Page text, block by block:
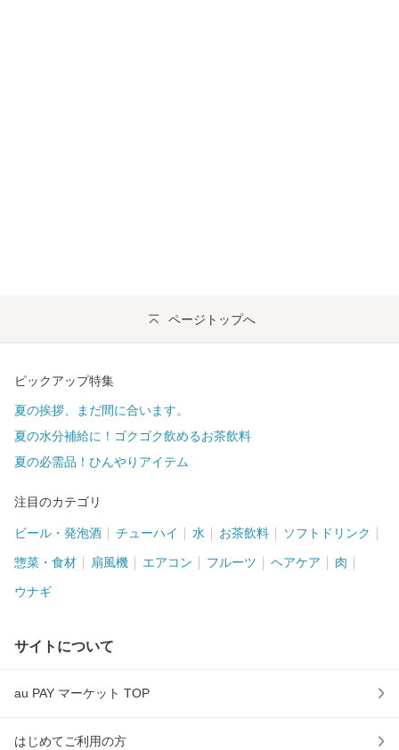
ページトップへ
ピックアップ特集
夏の挨拶、まだ間に合います。
夏の水分補給に！ゴクゴク飲めるお茶飲料
夏の必需品！ひんやりアイテム
注目のカテゴリ
ビール・発泡酒 チューハイ 水 お茶飲料 ソフトドリンク
惣菜・食材 扇風機 エアコン フルーツ ヘアケア 肉
ウナギ
サイトについて
au PAY マーケット TOP
はじめてご利用の方